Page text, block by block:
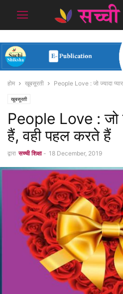
होम खूबसूरती People Love : जो ज्यादा
खूबसूरती
People Love : जो
हैं, वही पहल करते हैं
द्वारा सच्ची शिक्षा - 18 December, 2019